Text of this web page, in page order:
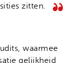
zitten.
waarmee
gelijkheid